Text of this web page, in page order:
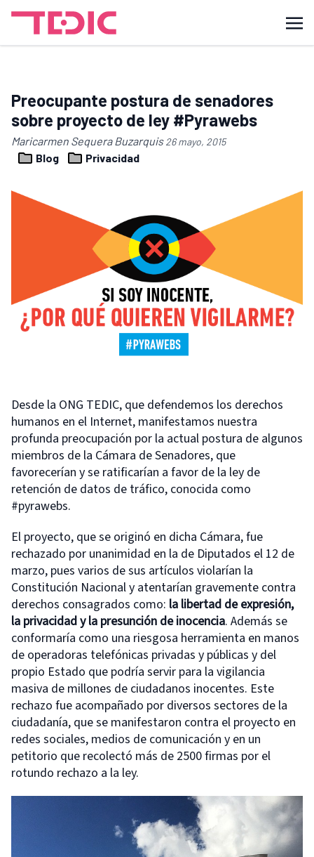
Preocupante postura de senadores
sobre proyecto de ley #Pyrawebs
Maricarmen Sequera Buzarquis26 mayo, 2015
Blog Privacidad
Desde la ONG TEDIC, que defendemos los derechos
humanos en el Internet, manifestamos nuestra
profunda preocupación por la actual postura de algunos
miembros de la Cámara de Senadores, que
favorecerían y se ratificarían a favor de la ley de
retención de datos de tráfico, conocida como
#pyrawebs.
El proyecto, que se originó en dicha Cámara, fue
rechazado por unanimidad en la de Diputados el 12 de
marzo, pues varios de sus artículos violarían la
Constitución Nacional y atentarían gravemente contra
derechos consagrados como: la libertad de expresión,
la privacidad y la presunción de inocencia. Además se
conformaría como una riesgosa herramienta en manos
de operadoras telefónicas privadas y públicas y del
propio Estado que podría servir para la vigilancia
masiva de millones de ciudadanos inocentes. Este
rechazo fue acompañado por diversos sectores de la
ciudadanía, que se manifestaron contra el proyecto en
redes sociales, medios de comunicación y en un
petitorio que recolectó más de 2500 firmas por el
rotundo rechazo a la ley.